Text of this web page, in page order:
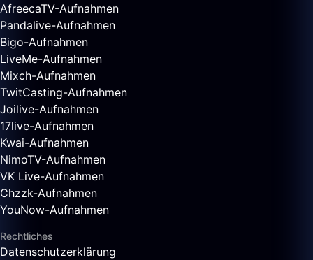
AfreecaTV-Aufnahmen
Pandalive-Aufnahmen
Bigo-Aufnahmen
LiveMe-Aufnahmen
Mixch-Aufnahmen
TwitCasting-Aufnahmen
Joilive-Aufnahmen
17live-Aufnahmen
Kwai-Aufnahmen
NimoTV-Aufnahmen
VK Live-Aufnahmen
Chzzk-Aufnahmen
YouNow-Aufnahmen
Rechtliches
Datenschutzerklärung